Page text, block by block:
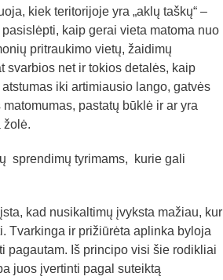
kiek teritorijoje yra „aklų taškų“ –
kaip gerai vieta matoma nuo
pritraukimo vietų, žaidimų
svarbios net ir tokios detalės, kaip
iki artimiausio lango, gatvės
pastatų būklė ir ar yra
žolė.
sprendimų tyrimams, kurie gali
kad nusikaltimų įvyksta mažiau, kur
Tvarkinga ir prižiūrėta aplinka byloja
pagautam. Iš principo visi šie rodikliai
juos įvertinti pagal suteiktą